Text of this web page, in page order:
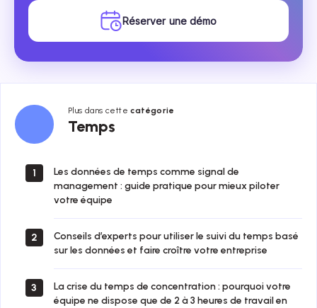
Réserver une démo
Plus dans cettecatégorie
Temps
Temps
1
Les données de temps comme signal de
management : guide pratique pour mieux piloter
votre équipe
2
Conseils d’experts pour utiliser le suivi du temps basé
sur les données et faire croître votre entreprise
3
La crise du temps de concentration : pourquoi votre
équipe ne dispose que de 2 à 3 heures de travail en